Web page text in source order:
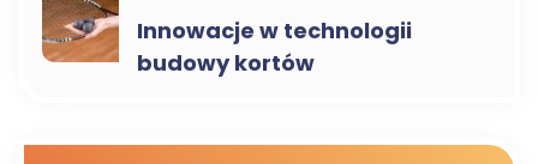
Innowacje w technologii
budowy kortów